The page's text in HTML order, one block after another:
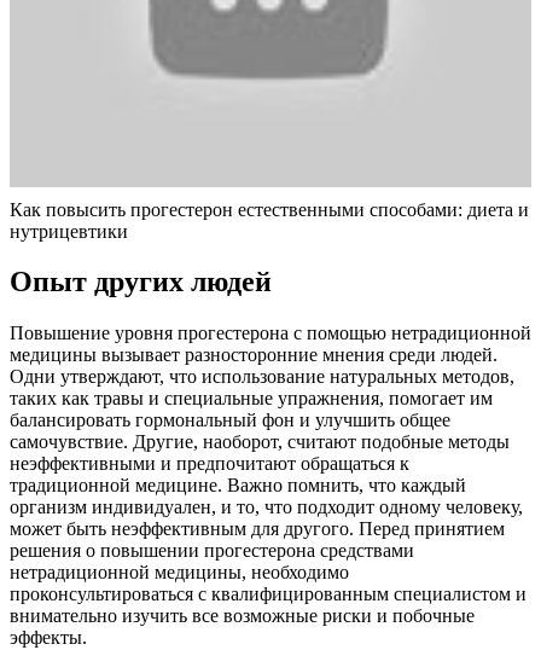
Как повысить прогестерон естественными способами: диета и
нутрицевтики
Опыт других людей
Повышение уровня прогестерона с помощью нетрадиционной
медицины вызывает разносторонние мнения среди людей.
Одни утверждают, что использование натуральных методов,
таких как травы и специальные упражнения, помогает им
балансировать гормональный фон и улучшить общее
самочувствие. Другие, наоборот, считают подобные методы
неэффективными и предпочитают обращаться к
традиционной медицине. Важно помнить, что каждый
организм индивидуален, и то, что подходит одному человеку,
может быть неэффективным для другого. Перед принятием
решения о повышении прогестерона средствами
нетрадиционной медицины, необходимо
проконсультироваться с квалифицированным специалистом и
внимательно изучить все возможные риски и побочные
эффекты.